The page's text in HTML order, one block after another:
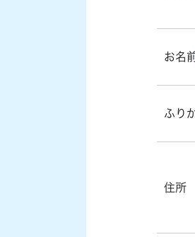
お名
ふり
住所